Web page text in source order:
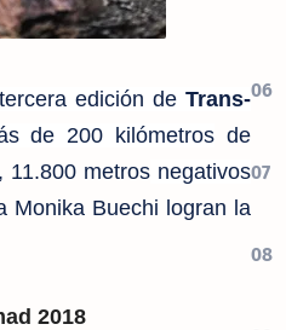
edición de Trans-
de 200 kilómetrosde
11.800 metrosnegativos
Monika Buechi logran la
2018